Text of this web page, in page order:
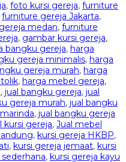
, foto kursi gereja, furniture
furniture gereja Jakarta,
medan, furniture
, gambar kursi gereja,
bangku gereja, harga
gereja minimalis, harga
gereja murah, harga
, harga mebel gereja,
, jual bangku gereja, jual
gereja murah, jual bangku
, jual bangku gereja
kursi gereja, Jual mebel
, kursi gereja HKBP,
, kursi gereja jemaat, kursi
, kursi gereja kayu